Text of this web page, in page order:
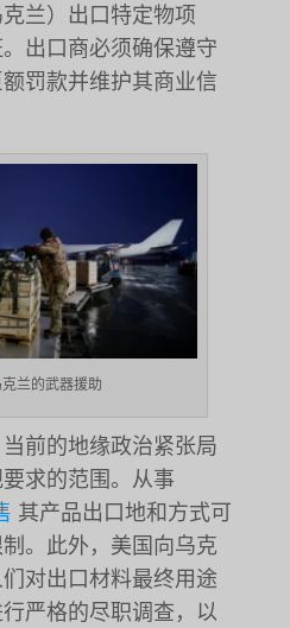
兰）出口特定物项
出口商必须确保遵守
罚款并维护其商业信
兰的武器援助
前的地缘政治紧张局
求的范围。从事
其产品出口地和方式可
。此外，美国向乌克
对出口材料最终用途
严格的尽职调查，以